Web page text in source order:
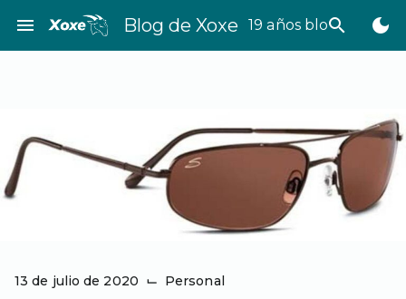
contenido
menu Blog de Xoxe 19 años bloggeando
search dark_mode
13 de julio de 2020 ⌙ Personal